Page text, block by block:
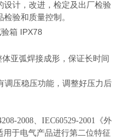
设计，改进，检定及出厂检验
验和质量控制。
亚弧焊接成形，保证长时间
调压稳压功能，调整好压力后
2008、IEC60529-2001《外
于电气产品进行第二位特征